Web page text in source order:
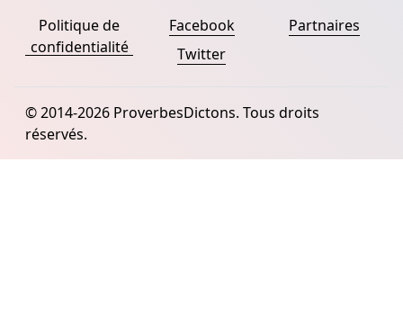
Politique de
confidentialité
Facebook
Twitter
Partnaires
© 2014-2026 ProverbesDictons. Tous droits
réservés.